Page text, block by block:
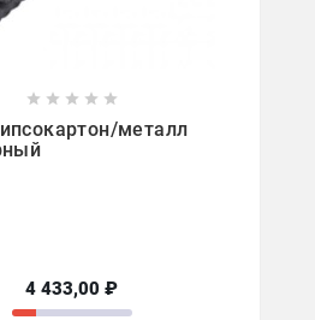
 
    
металл
4 433,00 ₽